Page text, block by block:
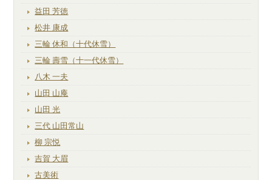
益田 芳徳
松井 康成
三輪 休和（十代休雪）
三輪 壽雪（十一代休雪）
八木 一夫
山田 山庵
山田 光
三代 山田常山
柳 宗悦
吉賀 大眉
古美術